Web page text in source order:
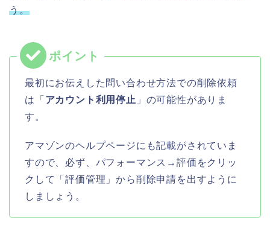
う。
最初にお伝えした問い合わせ方法での削除依頼
は「 アカウント利用停止 」の可能性がありま
す。
アマゾンのヘルプページにも記載がされていま
すので、必ず、パフォーマンス→評価をクリッ
クして「評価管理」から削除申請を出すように
しましょう。